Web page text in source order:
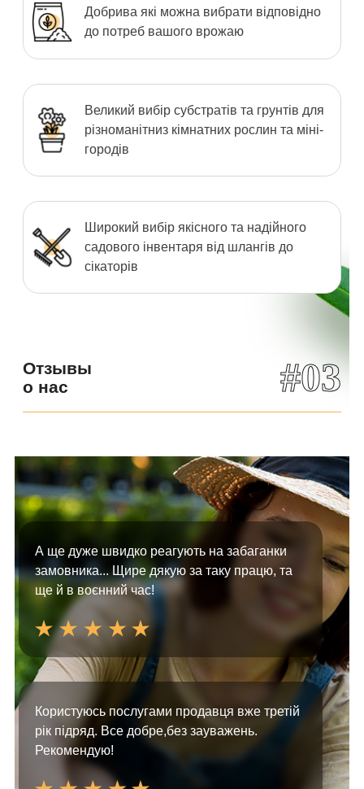
Добрива які можна вибрати відповідно
до потреб вашого врожаю
Великий вибір субстратів та грунтів для
різноманітниз кімнатних рослин та міні-
городів
Широкий вибір якісного та надійного
садового інвентаря від шлангів до
сікаторів
Отзывы
о нас
#03
А ще дуже швидко реагують на забаганки
замовника... Щире дякую за таку працю, та
ще й в воєнний час!
Користуюсь послугами продавця вже третій
рік підряд. Все добре,без зауважень.
Рекомендую!